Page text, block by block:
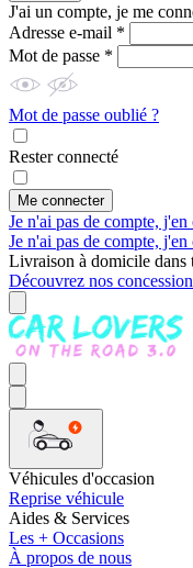
J'ai un compte, je me
Adresse e-mail *
Mot de passe *
Mot de passe oublié ?
Rester connecté
Me connecter
Je n'ai pas de compte, j'en
Je n'ai pas de compte, j'en
Livraison à domicile dans
Découvrez nos
Véhicules d'occasion
Reprise véhicule
Aides & Services
Les + Occasions
À propos de nous